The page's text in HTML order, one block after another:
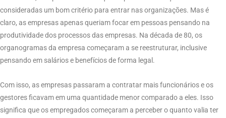
consideradas um bom critério para entrar nas organizações. Mas é
claro, as empresas apenas queriam focar em pessoas pensando na
produtividade dos processos das empresas. Na década de 80, os
organogramas da empresa começaram a se reestruturar, inclusive
pensando em salários e benefícios de forma legal.
Com isso, as empresas passaram a contratar mais funcionários e os
gestores ficavam em uma quantidade menor comparado a eles. Isso
significa que os empregados começaram a perceber o quanto valia ter